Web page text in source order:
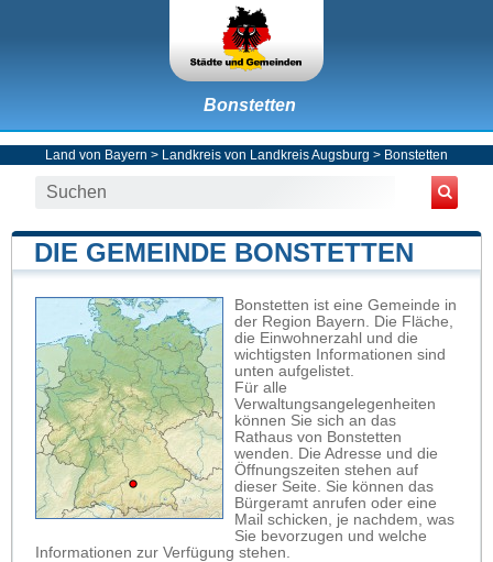
Bonstetten
Land von Bayern > Landkreis von Landkreis Augsburg > Bonstetten
DIE GEMEINDE BONSTETTEN
Bonstetten ist eine Gemeinde in
der Region Bayern. Die Fläche,
die Einwohnerzahl und die
wichtigsten Informationen sind
unten aufgelistet.
Für alle
Verwaltungsangelegenheiten
können Sie sich an das
Rathaus von Bonstetten
wenden. Die Adresse und die
Öffnungszeiten stehen auf
dieser Seite. Sie können das
Bürgeramt anrufen oder eine
Mail schicken, je nachdem, was
Sie bevorzugen und welche
Informationen zur Verfügung stehen.